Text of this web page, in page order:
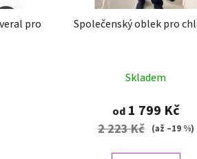
pro
Společenský oblek pro
Skladem
od1 799 Kč
2 223 Kč (až –19 %)